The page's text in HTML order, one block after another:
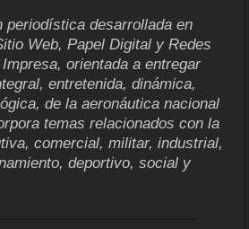
periodística desarrollada en
Web, Papel Digital y Redes
orientada a entregar
entretenida, dinámica,
de la aeronáutica nacional
temas relacionados con la
comercial, militar, industrial,
deportivo, social y